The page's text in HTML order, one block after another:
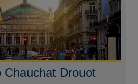
Chauchat Drouot